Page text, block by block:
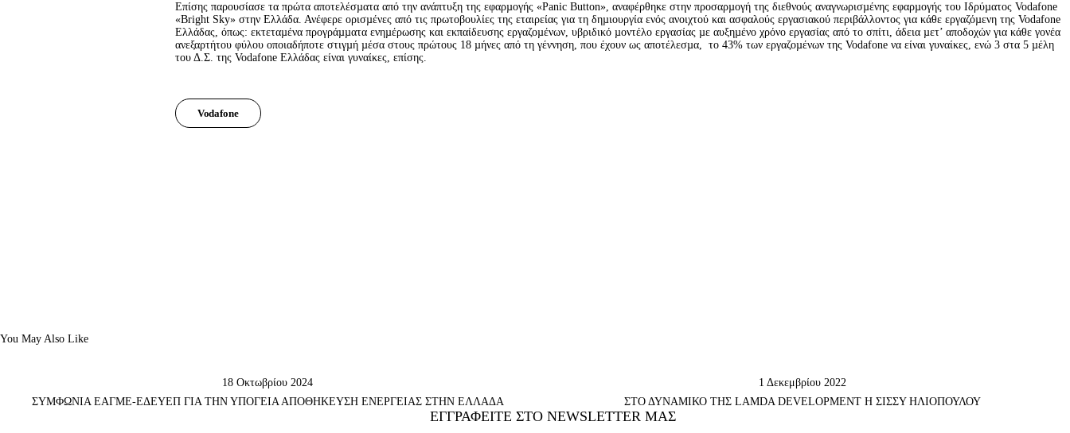
Επίσης παρουσίασε τα πρώτα αποτελέσµατα από την ανάπτυξη της εφαρµογής «Panic Button», αναφέρθηκε στην προσαρµογή της διεθνούς αναγνωρισµένης εφαρµογής του Ιδρύµατος Vodafone
«Bright Sky» στην Ελλάδα. Ανέφερε ορισµένες από τις πρωτοβουλίες της εταιρείας για τη δηµιουργία ενός ανοιχτού και ασφαλούς εργασιακού περιβάλλοντος για κάθε εργαζόµενη της Vodafone
Ελλάδας, όπως: εκτεταµένα προγράµµατα ενηµέρωσης και εκπαίδευσης εργαζοµένων, υβριδικό µοντέλο εργασίας µε αυξηµένο χρόνο εργασίας από το σπίτι, άδεια µετ’ αποδοχών για κάθε γονέα
ανεξαρτήτου φύλου οποιαδήποτε στιγµή µέσα στους πρώτους 18 µήνες από τη γέννηση, που έχουν ως αποτέλεσµα,  το 43% των εργαζοµένων της Vodafone να είναι γυναίκες, ενώ 3 στα 5 µέλη
του Δ.Σ. της Vodafone Ελλάδας είναι γυναίκες, επίσης.
Vodafone
You May Also Like
18 Οκτωβρίου 2024
ΣΥΜΦΩΝΙΑ ΕΑΓΜΕ-ΕΔΕΥΕΠ ΓΙΑ ΤΗΝ ΥΠΟΓΕΙΑ ΑΠΟΘΗΚΕΥΣΗ ΕΝΕΡΓΕΙΑΣ ΣΤΗΝ ΕΛΛΑΔΑ
1 Δεκεμβρίου 2022
ΣΤΟ ΔΥΝΑΜΙΚΟ ΤΗΣ LAMDA DEVELOPMENT Η ΣΙΣΣΥ ΗΛΙΟΠΟΥΛΟΥ
ΕΓΓΡΑΦΕΊΤΕ ΣΤΟ NEWSLETTER ΜΑΣ